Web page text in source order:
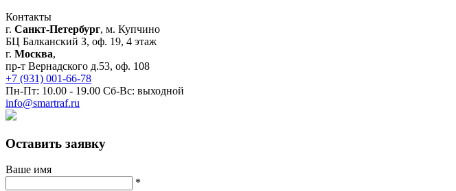
Контакты
г. Санкт-Петербург, м. Купчино
БЦ Балканский З, оф. 19, 4 этаж
г. Москва,
пр-т Вернадского д.53, оф. 108
+7 (931) 001-66-78
Пн-Пт: 10.00 - 19.00 Сб-Вс: выходной
info@smartraf.ru
Оставить заявку
Ваше имя
*